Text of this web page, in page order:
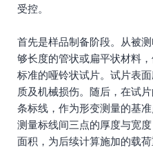
受控。
首先是样品制备阶段。从被
够长度的管状或扁平状材料
标准的哑铃状试片。试片表
质及机械损伤。随后，在试
条标线，作为形变测量的基
测量标线间三点的厚度与宽
面积，为后续计算施加的载荷